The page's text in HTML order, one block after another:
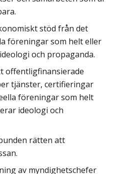
stöd från det
föreningar som helt eller
och propaganda.
offentligfinansierade
tjänster, certifieringar
föreningar som helt
ideologi och
rätten att
av myndighetschefer